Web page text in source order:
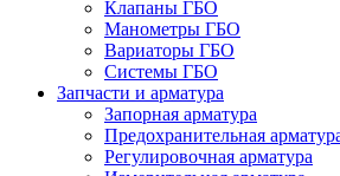
Клапаны ГБО
Манометры ГБО
Вариаторы ГБО
Системы ГБО
Запчасти и арматура
Запорная арматура
Предохранительная
Регулировочная арматура